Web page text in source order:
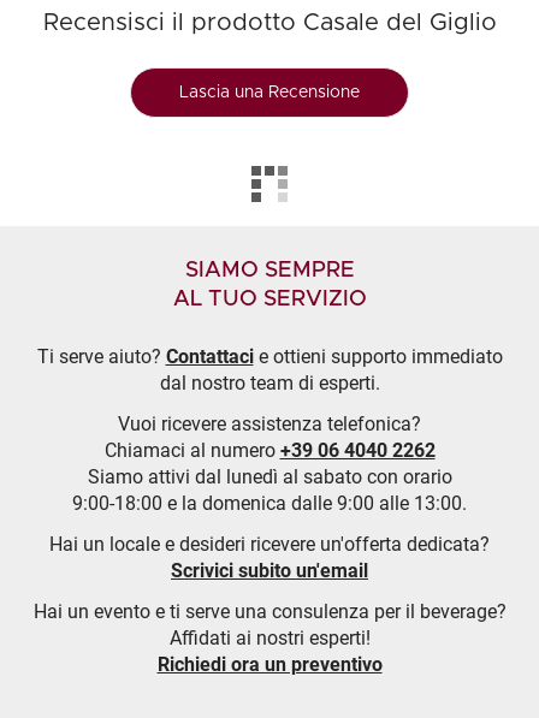
Recensisci il prodotto Casale del Giglio
Lascia una Recensione
SIAMO SEMPRE
AL TUO SERVIZIO
Ti serve aiuto? Contattacie ottieni supporto immediato
dal nostro team di esperti.
Vuoi ricevere assistenza telefonica?
Chiamaci al numero +39 06 4040 2262
Siamo attivi dal lunedì al sabato con orario
9:00-18:00 e la domenica dalle 9:00 alle 13:00.
Hai un locale e desideri ricevere un'offerta dedicata?
Scrivici subito un'email
Hai un evento e ti serve una consulenza per il beverage?
Affidati ai nostri esperti!
Richiedi ora un preventivo